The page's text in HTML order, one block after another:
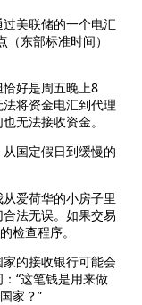
美联储的一个电汇
东部标准时间）
好是周五晚上8
将资金电汇到代理
无法接收资金。
国定假日到缓慢的
爱荷华的小房子里
法无误。如果交易
检查程序。
的接收银行可能会
“这笔钱是用来做
家？”